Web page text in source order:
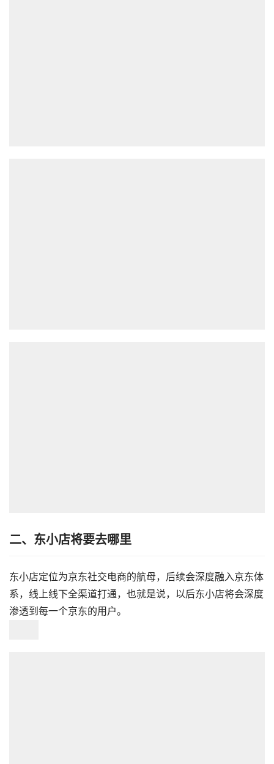
二、东小店将要去哪里
东小店定位为京东社交电商的航母，后续会深度融入京东体
系，线上线下全渠道打通，也就是说，以后东小店将会深度
渗透到每一个京东的用户。